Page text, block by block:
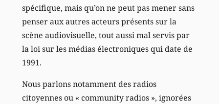
spécifique, mais qu’on ne peut pas mener sans
penser aux autres acteurs présents sur la
scène audiovisuelle, tout aussi mal servis par
la loi sur les médias électroniques qui date de
1991.
Nous parlons notamment des radios
citoyennes ou « community radios », ignorées